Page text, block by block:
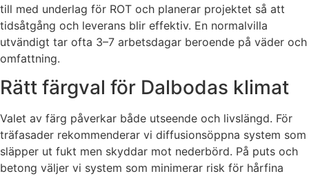
till med underlag för ROT och planerar projektet så att
tidsåtgång och leverans blir effektiv. En normalvilla
utvändigt tar ofta 3–7 arbetsdagar beroende på väder och
omfattning.
Rätt färgval för Dalbodas klimat
Valet av färg påverkar både utseende och livslängd. För
träfasader rekommenderar vi diffusionsöppna system som
släpper ut fukt men skyddar mot nederbörd. På puts och
betong väljer vi system som minimerar risk för hårfina